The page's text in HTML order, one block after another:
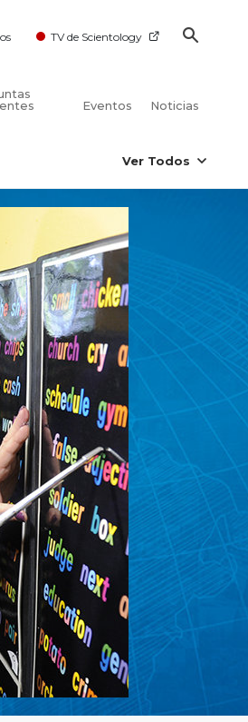
TV de Scientology
Eventos Noticias
Ver Todos